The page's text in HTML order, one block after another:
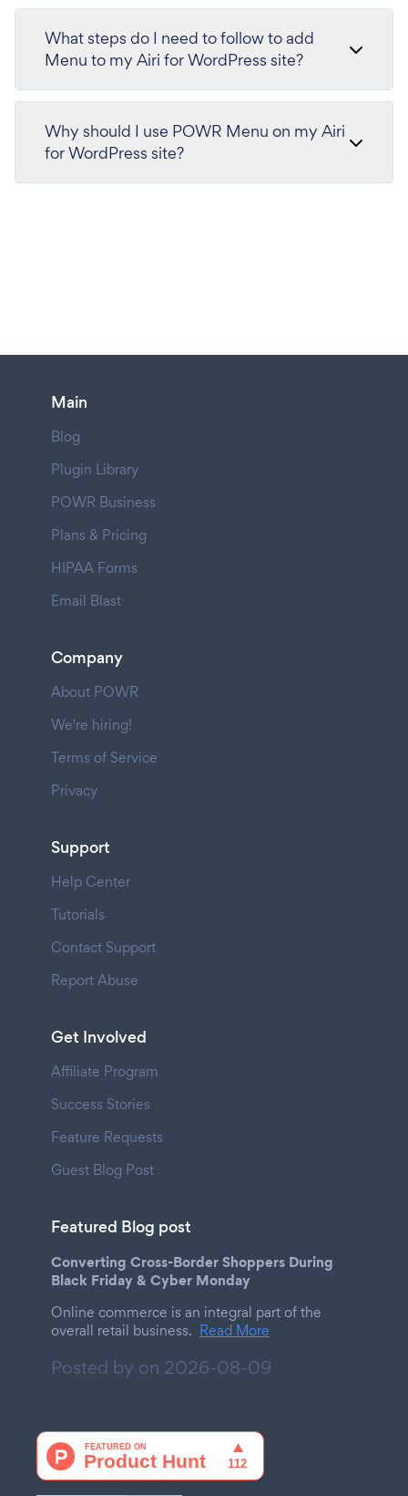
What steps do I need to follow to add
Menu to my Airi for WordPress site?
Why should I use POWR Menu on my Airi
for WordPress site?
Main
Blog
Plugin Library
POWR Business
Plans & Pricing
HIPAA Forms
Email Blast
Company
About POWR
We're hiring!
Terms of Service
Privacy
Support
Help Center
Tutorials
Contact Support
Report Abuse
Get Involved
Affiliate Program
Success Stories
Feature Requests
Guest Blog Post
Featured Blog post
Converting Cross-Border Shoppers During
Black Friday & Cyber Monday
Online commerce is an integral part of the
overall retail business. Read More
Posted by on 2026-08-09